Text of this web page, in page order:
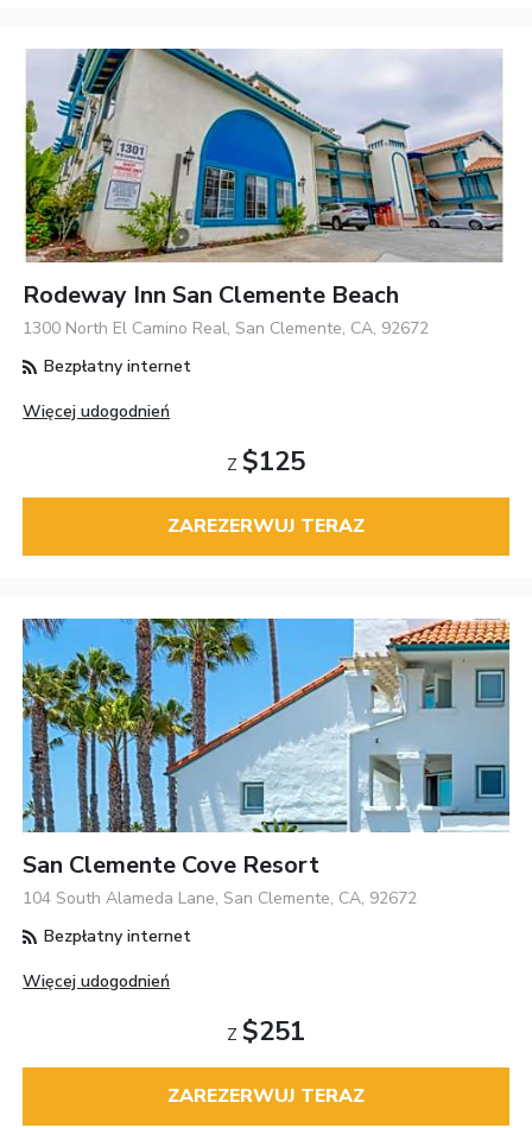
Rodeway Inn San Clemente Beach
1300 North El Camino Real, San Clemente, CA, 92672
Bezpłatny internet
Więcej udogodnień
Z $125
ZAREZERWUJ TERAZ
San Clemente Cove Resort
104 South Alameda Lane, San Clemente, CA, 92672
Bezpłatny internet
Więcej udogodnień
Z $251
ZAREZERWUJ TERAZ